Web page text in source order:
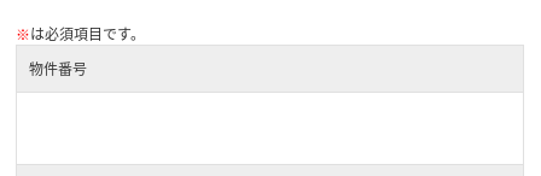
※は必須項目です。
物件番号